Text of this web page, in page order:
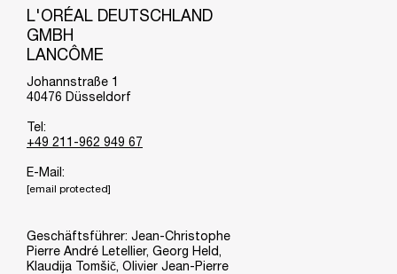
L'ORÉAL DEUTSCHLAND
GMBH
LANCÔME
Johannstraße 1
40476 Düsseldorf
Tel:
+49 211-962 949 67
E-Mail:
[email protected]
Geschäftsführer: Jean-Christophe
Pierre André Letellier, Georg Held,
Klaudija Tomšič, Olivier Jean-Pierre